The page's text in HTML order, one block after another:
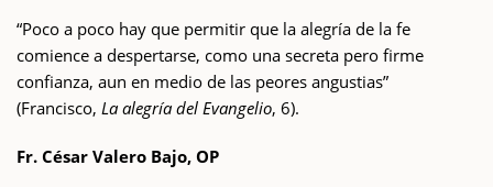
“Poco a poco hay que permitir que la alegría de la fe
comience a despertarse, como una secreta pero firme
confianza, aun en medio de las peores angustias”
(Francisco, La alegría del Evangelio, 6).
Fr. César Valero Bajo, OP